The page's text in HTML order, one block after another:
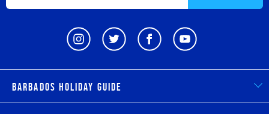
Barbados Holiday Guide